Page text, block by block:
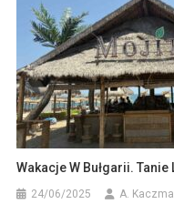
Wakacje W Bułgarii. Tanie
24/06/2025 A.